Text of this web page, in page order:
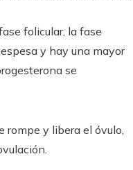
folicular, la fase
y hay una mayor
se
rompe y libera el óvulo,